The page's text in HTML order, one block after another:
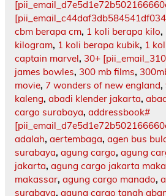
cbm berapa cm, 1 koli berapa kilo,
kilogram, 1 koli berapa kubik, 1
captain marvel, 30+
james bowles, 300 mb films,
movie, 7 wonders of new england,
kaleng, abadi klender jakarta,
cargo surabaya, addressbook#
adalah, aertembaga, agen bus
surabaya, agung cargo, agung
jakarta, agung cargo jakarta
makassar, agung cargo manado,
surabaya, agung cargo tanah